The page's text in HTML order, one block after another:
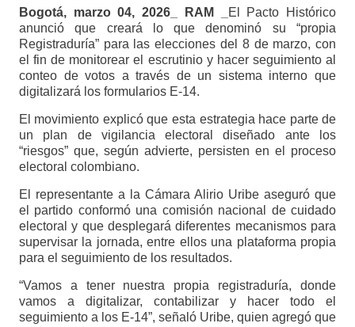
Bogotá, marzo 04, 2026_ RAM _
El Pacto Histórico
anunció que creará lo que denominó su “propia
Registraduría” para las elecciones del 8 de marzo, con
el fin de monitorear el escrutinio y hacer seguimiento al
conteo de votos a través de un sistema interno que
digitalizará los formularios E-14.
El movimiento explicó que esta estrategia hace parte de
un plan de vigilancia electoral diseñado ante los
“riesgos” que, según advierte, persisten en el proceso
electoral colombiano.
El representante a la Cámara Alirio Uribe aseguró que
el partido conformó una comisión nacional de cuidado
electoral y que desplegará diferentes mecanismos para
supervisar la jornada, entre ellos una plataforma propia
para el seguimiento de los resultados.
“Vamos a tener nuestra propia registraduría, donde
vamos a digitalizar, contabilizar y hacer todo el
seguimiento a los E-14”, señaló Uribe, quien agregó que